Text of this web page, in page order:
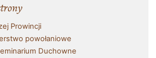
Prowincji
powołaniowe
Duchowne